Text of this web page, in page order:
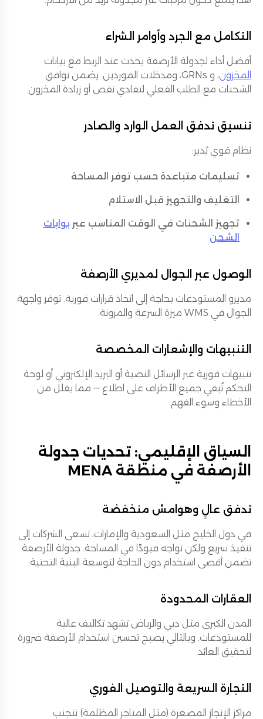
التكامل مع الجرد وأوامر الشراء
أفضل أداء لجدولة الأرصفة يحدث عند الربط مع بيانات
المخزون
، و GRNs، ومدخلات الموردين. يضمن توافق
الشحنات مع الطلب الفعلي لتفادي نقص أو زيادة المخزون.
تنسيق تدفق العمل الوارد والصادر
نظام قوي يُدير:
تسليمات متباعدة حسب توفر المساحة
التغليف والتجهيز قبل الاستلام
تجهيز الشحنات في الوقت المناسب عبر بوابات
الشحن
الوصول عبر الجوال لمديري الأرصفة
مديرو المستودعات بحاجة إلى اتخاذ قرارات فورية. توفر واجهة
الجوال في WMS ميزة السرعة والمرونة.
التنبيهات والإشعارات المخصصة
تنبيهات فورية عبر الرسائل النصية أو البريد الإلكتروني أو لوحة
التحكم تُبقي جميع الأطراف على اطلاع — مما يقلل من
الأخطاء وسوء الفهم.
السياق الإقليمي: تحديات جدولة
الأرصفة في منطقة MENA
تدفق عالٍ وهوامش منخفضة
في دول الخليج مثل السعودية والإمارات، تسعى الشركات إلى
تنفيذ سريع ولكن تواجه قيودًا في المساحة. جدولة الأرصفة
تضمن أقصى استخدام دون الحاجة لتوسعة البنية التحتية.
العقارات المحدودة
المدن الكبرى مثل دبي والرياض تشهد تكاليف عالية
للمستودعات. وبالتالي يصبح تحسين استخدام الأرصفة ضرورة
لتحقيق العائد.
التجارة السريعة والتوصيل الفوري
مراكز الإنجاز المصغرة (مثل المتاجر المظلمة) تتجنب